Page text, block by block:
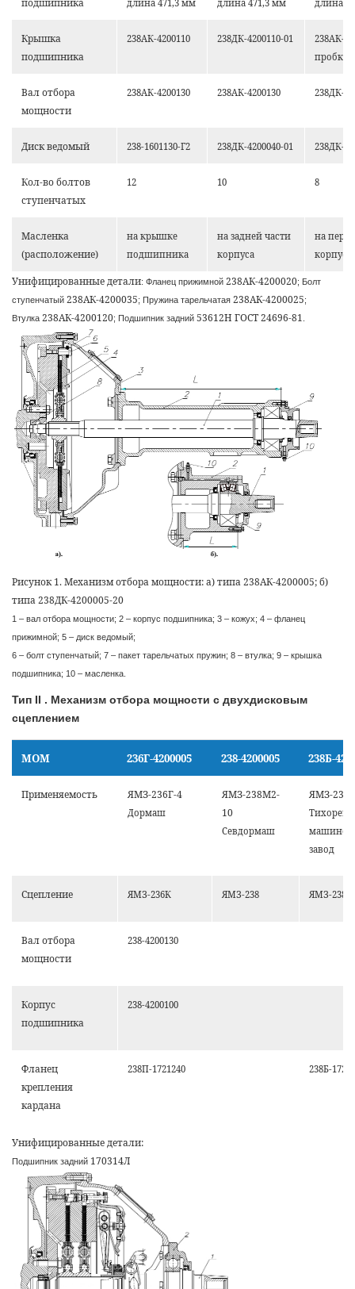
подшипника длина 471,3 мм длина 471,3 мм длина
Крышка
подшипника
238АК-4200110 238ДК-4200110-01
238АК-
пробкой
Вал отбора
мощности
238АК-4200130 238АК-4200130 238ДК-
Диск ведомый 238-1601130-Г2 238ДК-4200040-01 238ДК-
Кол-во болтов
ступенчатых
12 10 8
Масленка
(расположение)
на крышке
подшипника
на задней части
корпуса
на
корпуса
Унифицированные детали: Фланец прижимной 238АК-4200020; Болт
ступенчатый 238АК-4200035; Пружина тарельчатая 238АК-4200025;
Втулка 238АК-4200120; Подшипник задний 53612Н ГОСТ 24696-81
Рисунок 1. Механизм отбора мощности: а) типа 238АК-4200005; б)
типа 238ДК-4200005-20
1 – вал отбора мощности; 2 – корпус подшипника; 3 – кожух; 4 – фланец
прижимной; 5 – диск ведомый;
6 – болт ступенчатый; 7 – пакет тарельчатых пружин; 8 – втулка; 9 – крышка
подшипника; 10 – масленка.
Тип II . Механизм отбора мощности с двухдисковым
сцеплением
МОМ 236Г-4200005 238-4200005 238Б-
Применяемость ЯМЗ-236Г-4
Дормаш
ЯМЗ-238М2-
10
Севдормаш
ЯМЗ-
завод
Сцепление ЯМЗ-236К ЯМЗ-238 ЯМЗ-238Н
Вал отбора
мощности
238-4200130
Корпус
подшипника
238-4200100
Фланец
крепления
кардана
238П-1721240 238Б-
Унифицированные детали:
Подшипник задний 170314Л